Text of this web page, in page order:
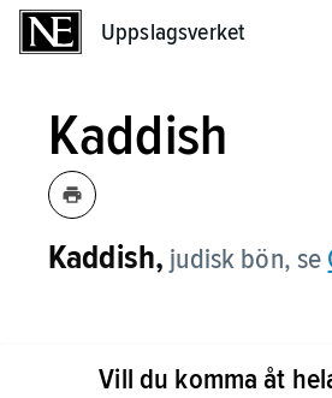
Uppslagsverket
Kaddish
Kaddish, judisk bön, se
Vill du komma åt